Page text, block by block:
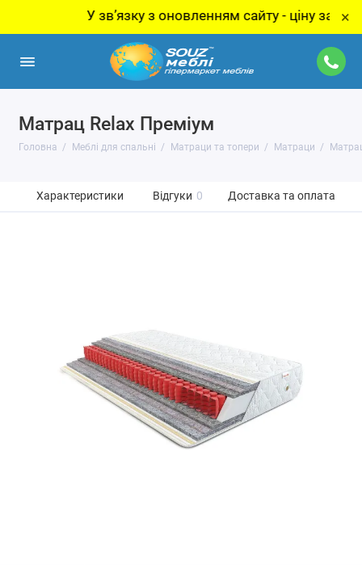
У звʼязку з оновленням сайту - ціну за товар×
Матрац Relax Преміум
Головна Меблі для спальні Матраци та топери Матраци
Характеристики Відгуки 0 Доставка та оплата